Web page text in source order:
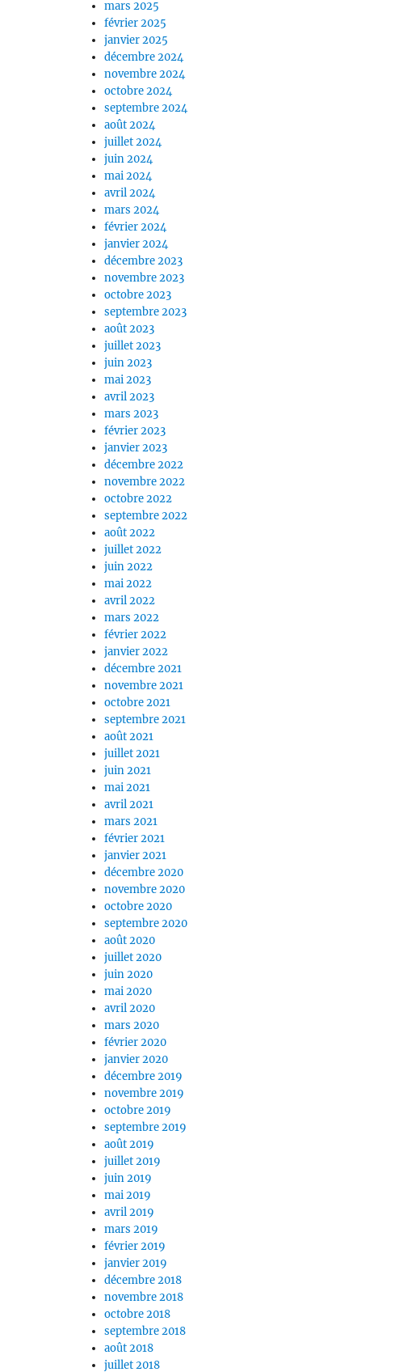
mars 2025
février 2025
janvier 2025
décembre 2024
novembre 2024
octobre 2024
septembre 2024
août 2024
juillet 2024
juin 2024
mai 2024
avril 2024
mars 2024
février 2024
janvier 2024
décembre 2023
novembre 2023
octobre 2023
septembre 2023
août 2023
juillet 2023
juin 2023
mai 2023
avril 2023
mars 2023
février 2023
janvier 2023
décembre 2022
novembre 2022
octobre 2022
septembre 2022
août 2022
juillet 2022
juin 2022
mai 2022
avril 2022
mars 2022
février 2022
janvier 2022
décembre 2021
novembre 2021
octobre 2021
septembre 2021
août 2021
juillet 2021
juin 2021
mai 2021
avril 2021
mars 2021
février 2021
janvier 2021
décembre 2020
novembre 2020
octobre 2020
septembre 2020
août 2020
juillet 2020
juin 2020
mai 2020
avril 2020
mars 2020
février 2020
janvier 2020
décembre 2019
novembre 2019
octobre 2019
septembre 2019
août 2019
juillet 2019
juin 2019
mai 2019
avril 2019
mars 2019
février 2019
janvier 2019
décembre 2018
novembre 2018
octobre 2018
septembre 2018
août 2018
juillet 2018